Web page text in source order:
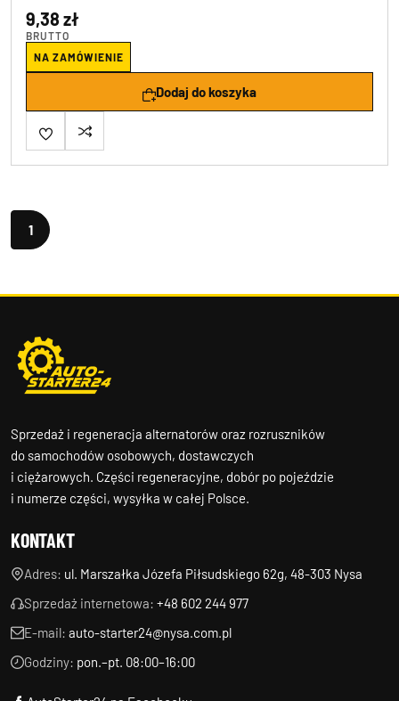
9,38 zł
BRUTTO
NA ZAMÓWIENIE
Dodaj do koszyka
1
Sprzedaż i regeneracja alternatorów oraz rozruszników
do samochodów osobowych, dostawczych
i ciężarowych. Części regeneracyjne, dobór po pojeździe
i numerze części, wysyłka w całej Polsce.
KONTAKT
Adres: ul. Marszałka Józefa Piłsudskiego 62g, 48-303 Nysa
Sprzedaż internetowa: +48 602 244 977
E-mail: auto-starter24@nysa.com.pl
Godziny: pon.–pt. 08:00–16:00